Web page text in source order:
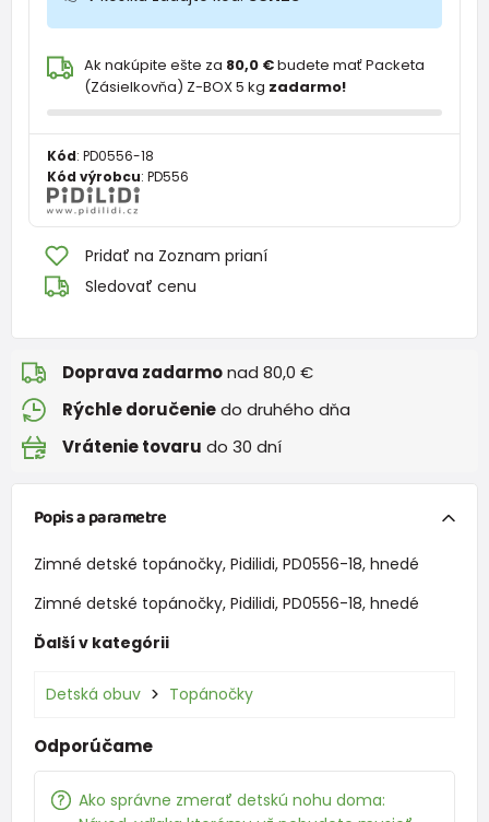
Ak nakúpite ešte za 80,0 €budete mať Packeta
(Zásielkovňa) Z-BOX 5 kg zadarmo!
Kód: PD0556-18
Kód výrobcu: PD556
Pridať na Zoznam prianí
Sledovať cenu
Doprava zadarmonad 80,0 €
Rýchle doručeniedo druhého dňa
Vrátenie tovaru do 30 dní
Popis a parametre
Zimné detské topánočky, Pidilidi, PD0556-18, hnedé
Zimné detské topánočky, Pidilidi, PD0556-18, hnedé
Ďalší v kategórii
Detská obuv Topánočky
Odporúčame
Ako správne zmerať detskú nohu doma: